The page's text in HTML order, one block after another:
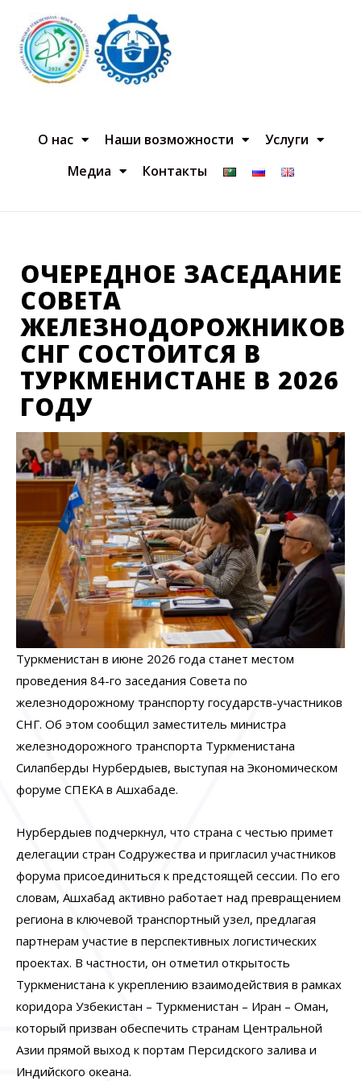
О нас Наши возможности
Услуги
Медиа
Контакты
ОЧЕРЕДНОЕ ЗАСЕДАНИЕ
СОВЕТА
ЖЕЛЕЗНОДОРОЖНИКОВ
СНГ СОСТОИТСЯ В
ТУРКМЕНИСТАНЕ В 2026
ГОДУ
Туркменистан в июне 2026 года станет местом
проведения 84-го заседания Совета по
железнодорожному транспорту государств-участников
СНГ. Об этом сообщил заместитель министра
железнодорожного транспорта Туркменистана
Силапберды Нурбердыев, выступая на Экономическом
форуме СПЕКА в Ашхабаде.
Нурбердыев подчеркнул, что страна с честью примет
делегации стран Содружества и пригласил участников
форума присоединиться к предстоящей сессии. По его
словам, Ашхабад активно работает над превращением
региона в ключевой транспортный узел, предлагая
партнерам участие в перспективных логистических
проектах. В частности, он отметил открытость
Туркменистана к укреплению взаимодействия в рамках
коридора Узбекистан – Туркменистан – Иран – Оман,
который призван обеспечить странам Центральной
Азии прямой выход к портам Персидского залива и
Индийского океана.